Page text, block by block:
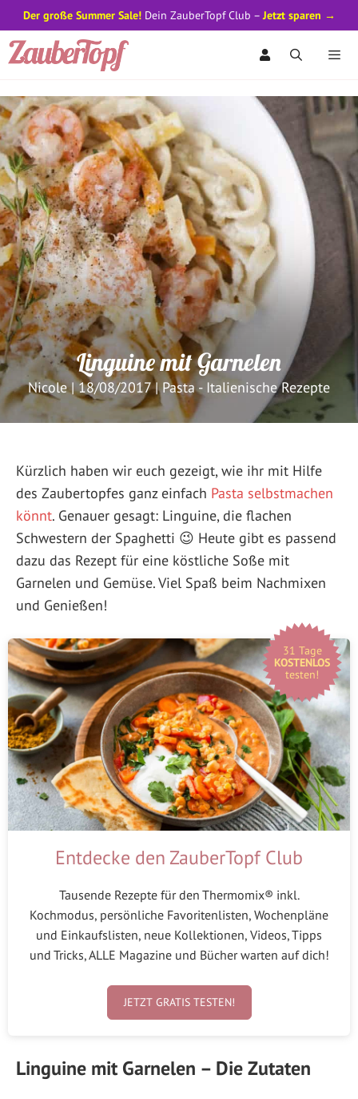
Zum
Inhalt
Linguine mit Garnelen
Nicole|18/08/2017|Pasta - Italienische Rezepte
Kürzlich haben wir euch gezeigt, wie ihr mit Hilfe
des Zaubertopfes ganz einfach Pasta selbstmachen
könnt. Genauer gesagt: Linguine, die flachen
Schwestern der Spaghetti 😉 Heute gibt es passend
dazu das Rezept für eine köstliche Soße mit
Garnelen und Gemüse. Viel Spaß beim Nachmixen
und Genießen!
31 Tage
KOSTENLOS
testen!
Entdecke den ZauberTopf Club
Tausende Rezepte für den Thermomix® inkl.
Kochmodus, persönliche Favoritenlisten, Wochenpläne
und Einkaufslisten, neue Kollektionen, Videos, Tipps
und Tricks, ALLE Magazine und Bücher warten auf dich!
JETZT GRATIS TESTEN!
Linguine mit Garnelen – Die Zutaten
Der große Summer Sale!Dein ZauberTopf Club –Jetzt sparen →